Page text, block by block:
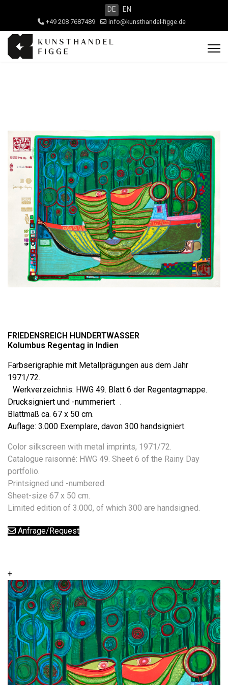
DE EN
+49 208 7687489 info@kunsthandel-figge.de
FRIEDENSREICH HUNDERTWASSER
Kolumbus Regentag in Indien
Farbserigraphie mit Metallprägungen aus dem Jahr
1971/72.
Werkverzeichnis: HWG 49. Blatt 6 der Regentagmappe.
Drucksigniert und -nummeriert .
Blattmaß ca. 67 x 50 cm.
Auflage: 3.000 Exemplare, davon 300 handsigniert.
Color silkscreen with metal imprints, 1971/72.
Catalogue raisonné: HWG 49. Sheet 6 of the Rainy Day
portfolio.
Printsigned und -numbered.
Sheet-size 67 x 50 cm.
Limited edition of 3.000, of which 300 are handsigned.
Anfrage/Request
+